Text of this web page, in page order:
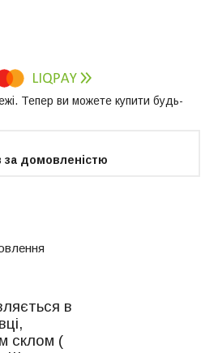
Тепер ви можете купити будь-
за домовленістю
в
склом (